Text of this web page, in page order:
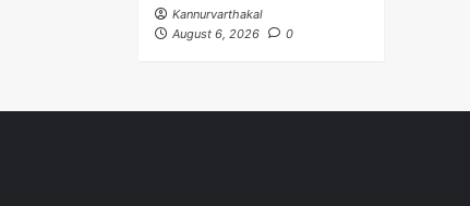
Kannurvarthakal
August 6, 2026
0